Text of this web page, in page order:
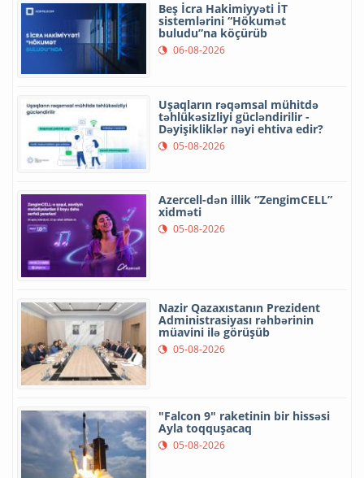
Beş İcra Hakimiyyəti İT
sistemlərini “Hökumət
buludu”na köçürüb
06-08-2026
Uşaqların rəqəmsal mühitdə
təhlükəsizliyi gücləndirilir -
Dəyişikliklər nəyi ehtiva edir?
05-08-2026
Azercell-dən illik “ZengimCELL”
xidməti
05-08-2026
Nazir Qazaxıstanın Prezident
Administrasiyası rəhbərinin
müavini ilə görüşüb
05-08-2026
"Falcon 9" raketinin bir hissəsi
Ayla toqquşacaq
05-08-2026